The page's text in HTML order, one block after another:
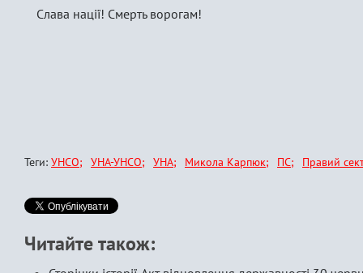
Слава нації! Смерть ворогам!
Теги: УНСО УНА-УНСО УНА Микола Карпюк ПС Правий
Читайте також: